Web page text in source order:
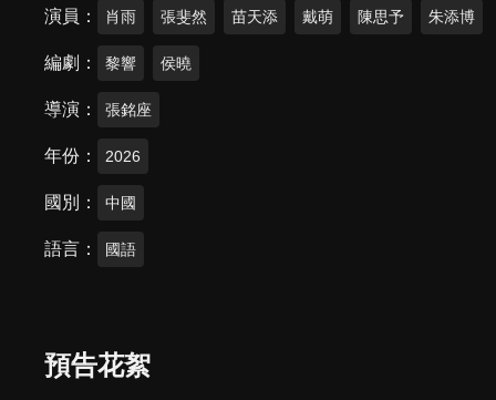
演員 肖雨 張斐然 苗天添 戴萌 陳思予 朱添博
編劇 黎響 侯曉
導演 張銘座
年份 2026
國別 中國
語言 國語
預告花絮